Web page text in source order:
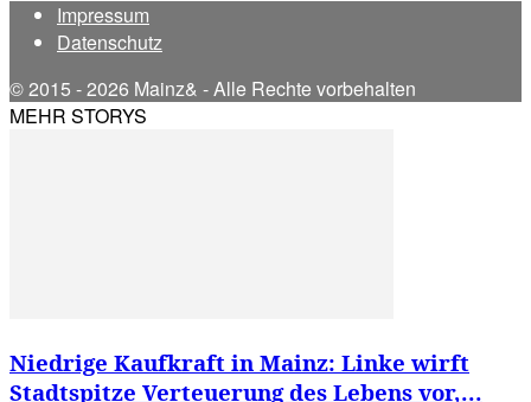
Impressum
Datenschutz
© 2015 - 2026 Mainz& - Alle Rechte vorbehalten
MEHR STORYS
Niedrige Kaufkraft in Mainz: Linke wirft
Stadtspitze Verteuerung des Lebens vor,...